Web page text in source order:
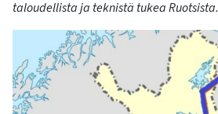
taloudellista ja teknistä tukea Ruotsista.